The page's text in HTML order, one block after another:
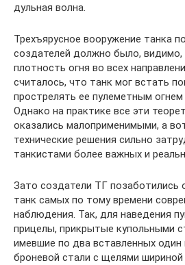
дульная волна.
Трехъярусное вооружение танка
создателей должно было,
плотность огня во всех
считалось, что танк мог встать
прострелять ее пулеметным
Однако на практике все эти
оказались малоприменимыми, а
технические решения сильно
танкистами более важных и
Зато создатели ТГ позаботились
танк самых по тому времени
наблюдения. Так, для наведения
прицелы, прикрытые купольными
имевшие по два вставленных один
броневой стали с щелями